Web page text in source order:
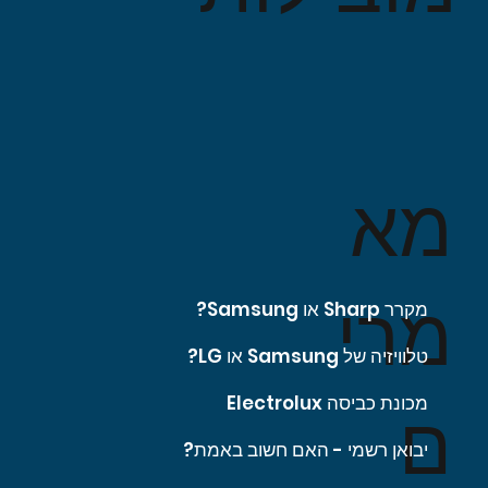
מא
מרי
ם
מקרר Sharp או Samsung?
טלוויזיה של Samsung או LG?
מכונת כביסה Electrolux
יבואן רשמי - האם חשוב באמת?